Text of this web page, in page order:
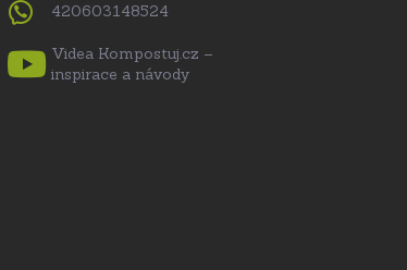
420603148524
Videa Kompostuj.cz –
inspirace a návody